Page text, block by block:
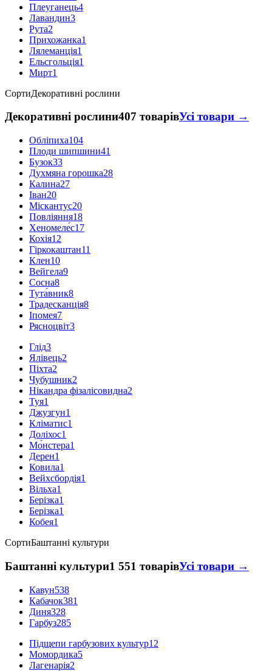
Плеуганець4
Лавандин3
Рута2
Прихожанка1
Лялеманція1
Ельсгольція1
Мирт1
СортиДекоративні рослини
Декоративні рослини407 товарівУсі товари →
Обліпиха104
Плоди шипшини41
Бузок33
Духмяна горошка28
Калина27
Іван20
Міскантус20
Повліяння18
Хеномеле́с17
Кохія12
Гіркокаштан11
Клен10
Вейгела9
Сосна8
Тута́вник8
Традесканція8
Іпомея7
Рясноцвіт3
Глід3
Ялівець2
Піхта2
Чубушник2
Нікандра фізалісовидна2
Туя1
Джузгун1
Кліматис1
Доліхос1
Мо́нстера1
Дерен1
Ковила1
Вейхсбордія1
Вільха1
Берізка1
Берізка1
Кобея1
СортиБаштанні культури
Баштанні культури1 551 товарівУсі товари →
Кавун538
Кабачок381
Диня328
Гарбуз285
Підщепи гарбузових культур12
Момордика5
Лагенарія2